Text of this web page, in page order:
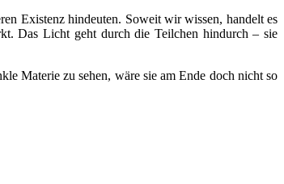
Existenz hindeuten. Soweit wir wissen, handelt es
Das Licht geht durch die Teilchen hindurch – sie
Materie zu sehen, wäre sie am Ende doch nicht so